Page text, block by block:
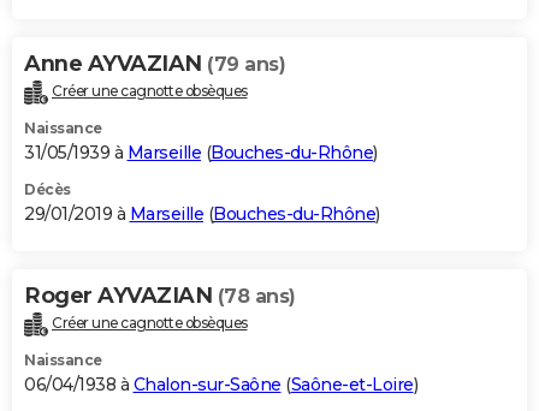
Anne AYVAZIAN (79 ans)
Créer une cagnotte obsèques
Naissance
31/05/1939 à Marseille (Bouches-du-Rhône)
Décès
29/01/2019 à Marseille (Bouches-du-Rhône)
Roger AYVAZIAN (78 ans)
Créer une cagnotte obsèques
Naissance
06/04/1938 à Chalon-sur-Saône (Saône-et-Loire)